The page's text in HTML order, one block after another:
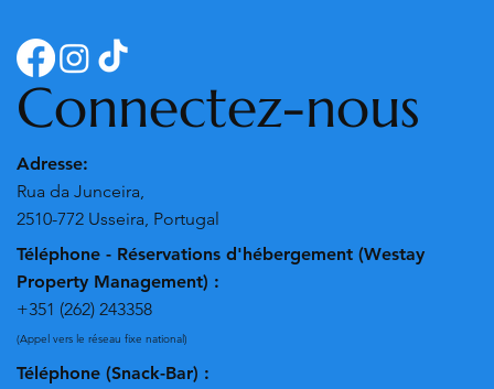
Connectez-nous
Adresse:
Rua da Junceira,
2510-772 Usseira, Portugal
Téléphone - Réservations d'hébergement (Westay
Property Management) :
+351 (262) 243358
(Appel vers le réseau fixe national)
Téléphone (Snack-Bar) :